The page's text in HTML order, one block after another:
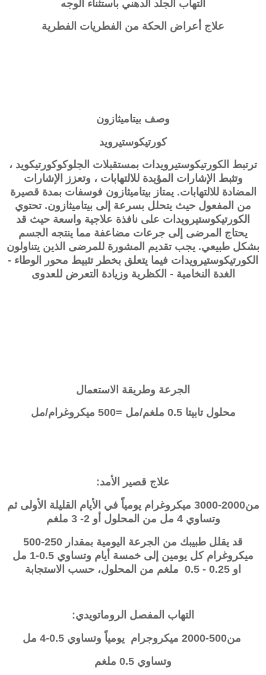
التهاب الجلد الدهني باستثناء الوجه
علاج أعراض الحكة من الفطريات الفطرية
وصف بيتاميثازون
كورتيكوستيرويد
ترتبط الكورتيكوستيرويدات بمستقبلات الجلوكوكورتيكويد ،
وتثبط الإشارات المؤيدة للالتهابات ، وتعزز الإشارات
المضادة للالتهابات. يمتاز بيتاميثازون فوسفات بمدة قصيرة
من المفعول حيث يتحلل بسرعة إلى بيتاميثازون. تحتوي
الكورتيكوستيرويدات على نافذة علاجية واسعة حيث قد
يحتاج المرضى إلى جرعات مضاعفة مما ينتجه الجسم
بشكل طبيعي. يجب تقديم المشورة للمرضى الذين يتناولون
الكورتيكوستيرويدات فيما يتعلق بخطر تثبيط محور الوطاء -
الغدة النخامية - الكظرية وزيادة التعرض للعدوى
الجرعة وطريقة الاستعمال
محلول تابيتا 0.5 ملغم/مل =500 ميكروغرام/مل
علاج قصير الأمد:
من2000-3000 ميكروغرام يومياً في الأيام القليلة الأولى ثم
وتساوي 4 مل من المحلول أو 2- 3 ملغم
قد يقلل طبيبك من الجرعة اليومية بمقدار 250-500
ميكروغرام كل يومين إلى خمسة أيام وتساوي 0.5-1 مل
او 0.25 - 0.5 ملغم من المحلول، حسب الاستجابة
التهاب المفصل الروماتويدي:
من500-2000 ميكروجرام يومياً وتساوي 0.5-4 مل
وتساوي 0.5 ملغم